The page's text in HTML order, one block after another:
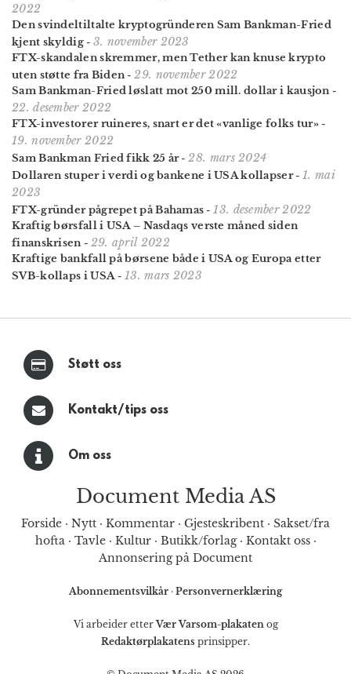
2022
Den svindeltiltalte kryptogründeren Sam Bankman-Fried
kjent skyldig- 3. november 2023
FTX-skandalen skremmer, men Tether kan knuse krypto
uten støtte fra Biden-29. november 2022
Sam Bankman-Fried løslatt mot 250 mill. dollar i kausjon-
22. desember 2022
FTX-investorer ruineres, snart er det «vanlige folks tur» -
19. november 2022
Sam Bankman Fried fikk 25 år-28. mars 2024
Dollaren stuper i verdi og bankene i USA kollapser- 1. mai
2023
FTX-gründer pågrepet på Bahamas -13. desember 2022
Kraftig børsfall i USA – Nasdaqs verste måned siden
finanskrisen- 29. april 2022
Kraftige bankfall på børsene både i USA og Europa etter
SVB-kollaps i USA -13. mars 2023
Støtt oss
Kontakt/tips oss
Om oss
Document Media AS
Forside · Nytt · Kommentar · Gjesteskribent · Sakset/fra
hofta· Tavle· Kultur· Butikk/forlag· Kontakt oss·
Annonsering på Document
Abonnementsvilkår · Personvernerklæring
Vi arbeider etterVær Varsom-plakaten og
Redaktørplakatens prinsipper.